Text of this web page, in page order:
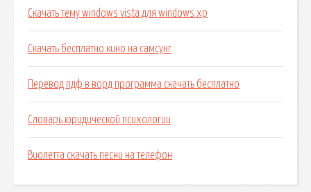
Скачать тему windows vista для windows xp
Скачать бесплатно кино на самсунг
Перевод пдф в ворд программа скачать бесплатно
Словарь юридической психологии
Виолетта скачать песни на телефон